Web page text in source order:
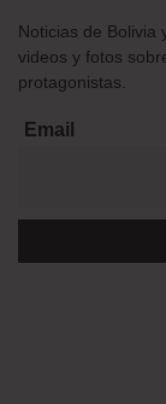
Noticias de Bolivia
videos y fotos
protagonistas.
Email